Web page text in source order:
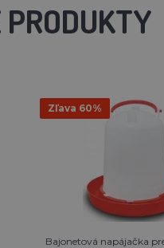
Zľava 60%
Bajonetová napájačka